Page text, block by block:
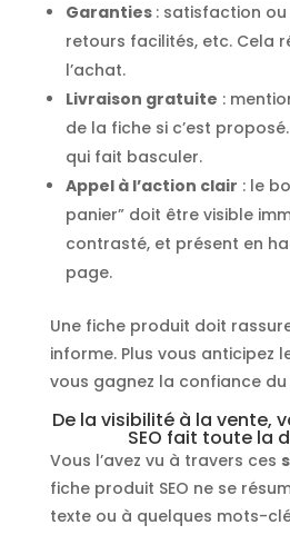
Garanties : satisfaction
retours facilités, etc. Cela
l’achat.
Livraison gratuite :
de la fiche si c’est
qui fait basculer.
Appel à l’action clair : le
panier” doit être visible
contrasté, et présent en
page.
Une fiche produit doit
informe. Plus vous anticipez
vous gagnez la confiance du
De la visibilité à la vente,
SEO fait toute la
Vous l’avez vu à travers ces
fiche produit SEO ne se
texte ou à quelques mots-